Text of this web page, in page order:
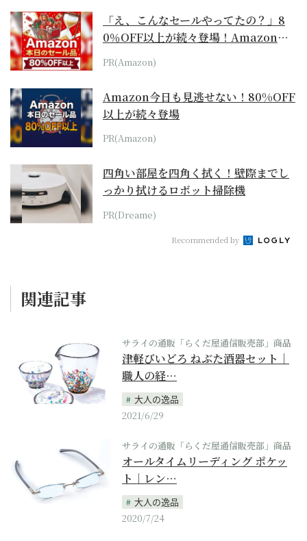
「え、こんなセールやってたの？」8
0％OFF以上が続々登場！Amazonの
本気が...
PR(Amazon)
Amazon今日も見逃せない！80%OFF
以上が続々登場
PR(Amazon)
四角い部屋を四角く拭く！壁際までし
っかり拭けるロボット掃除機
PR(Dreame)
Recommended by
関連記事
サライの通販「らくだ屋通信販売部」商品
津軽びいどろ ねぶた酒器セット｜
職人の経…
大人の逸品
2021/6/29
サライの通販「らくだ屋通信販売部」商品
オールタイムリーディング ポケッ
ト｜レン…
大人の逸品
2020/7/24